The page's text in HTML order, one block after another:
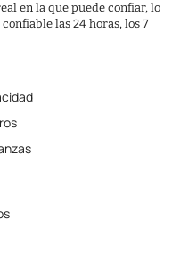
en la que puede confiar, lo
las 24 horas, los 7